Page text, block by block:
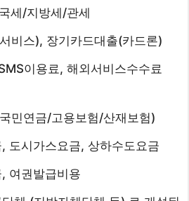
세/지방세/관세
비스), 장기카드대출(카드론)
이용료, 해외서비스수수료
민연금/고용보험/산재보험)
도시가스요금, 상하수도요금
, 여권발급비용